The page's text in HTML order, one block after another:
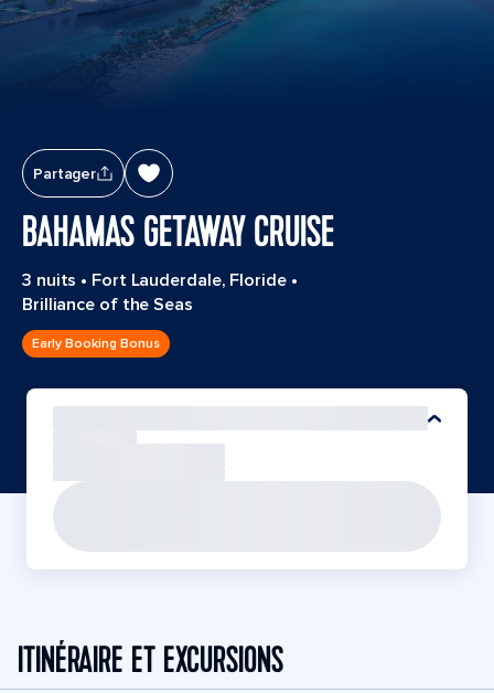
Partager
BAHAMAS GETAWAY CRUISE
3 nuits • Fort Lauderdale, Floride•
Brilliance of the Seas
Early Booking Bonus
ITINÉRAIRE ET EXCURSIONS